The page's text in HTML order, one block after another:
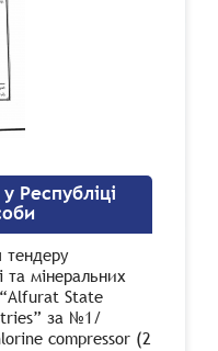
Республіці
та мінеральних
“Alfurat State
за №1/
compressor (2